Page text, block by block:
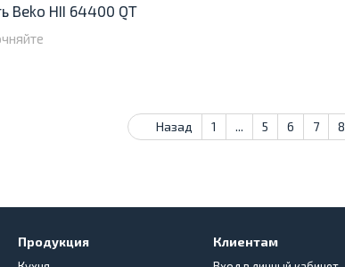
Beko HII 64400 QT
Назад 1 ... 5 6 7 8
Продукция Клиентам